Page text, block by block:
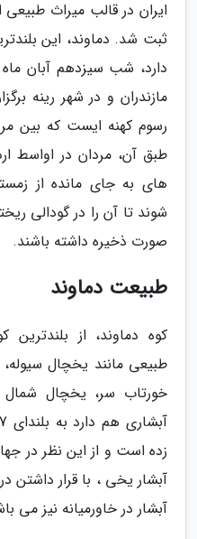
ایران در قالب میراث طبیعی
ثبت شد. دماوند، این
دارد، شب سیزدهم آبان
مازندران و در شهر رینه
رسوم کهنه ایست که بین
طبق آن، مردان در اواسط
های به جای مانده از
شوند تا آن را در گودالی
صورت ذخیره داشته باشند.
طبیعت دماوند
کوه دماوند، از
طبیعی مانند یخچال
خورتاب سر، یخچال
زده است و از این نظر در
آبشار در خاورمیانه نیز می